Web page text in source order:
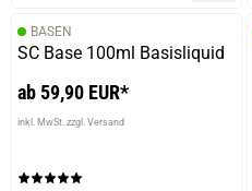
BASEN
SC Base 100ml Basisliquid
ab 59,90 EUR*
inkl. MwSt. zzgl. Versand